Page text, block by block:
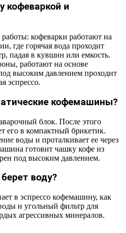
кофеваркой и
кофеварки работают на
где горячая вода проходит
падая в кувшин или емкость.
работают на основе
высоким давлением проходит
эспрессо.
кофемашины?
блок. После этого
его в компактный брикетик.
воды и проталкивает ее через
готовит чашку кофе из
под высоким давлением.
воду?
в эспрессо кофемашину, как
и угольный фильтр для
агрессивных минералов.